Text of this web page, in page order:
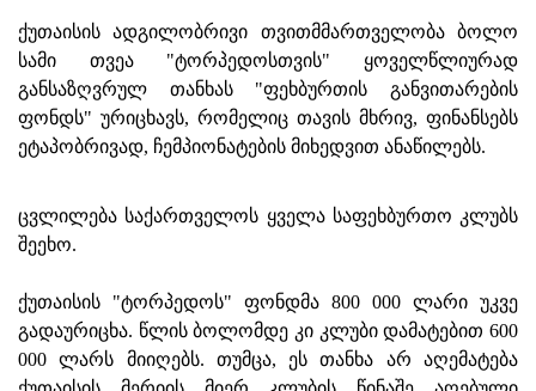
ქუთაისის ადგილობრივი თვითმმართველობა ბოლო
სამი თვეა "ტორპედოსთვის" ყოველწლიურად
განსაზღვრულ თანხას "ფეხბურთის განვითარების
ფონდს" ურიცხავს, რომელიც თავის მხრივ, ფინანსებს
ეტაპობრივად, ჩემპიონატების მიხედვით ანაწილებს.
ცვლილება საქართველოს ყველა საფეხბურთო კლუბს
შეეხო.
ქუთაისის "ტორპედოს" ფონდმა 800 000 ლარი უკვე
გადაურიცხა. წლის ბოლომდე კი კლუბი დამატებით 600
000 ლარს მიიღებს. თუმცა, ეს თანხა არ აღემატება